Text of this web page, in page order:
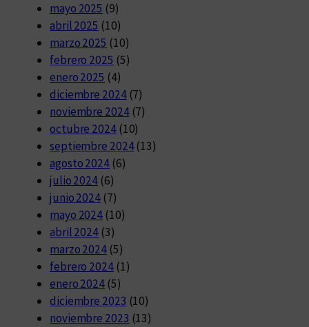
mayo 2025 (9)
abril 2025 (10)
marzo 2025 (10)
febrero 2025 (5)
enero 2025 (4)
diciembre 2024(7)
noviembre 2024(7)
octubre 2024(10)
septiembre 2024(13)
agosto 2024(6)
julio 2024 (6)
junio 2024 (7)
mayo 2024 (10)
abril 2024 (3)
marzo 2024 (5)
febrero 2024(1)
enero 2024 (5)
diciembre 2023 (10)
noviembre 2023 (13)